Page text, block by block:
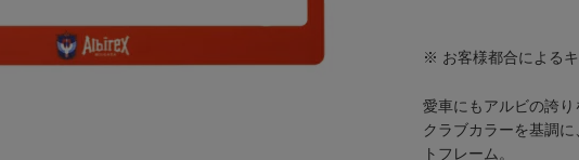
※ お客様都合による
愛車にもアルビの誇
クラブカラーを基調
トフレーム。